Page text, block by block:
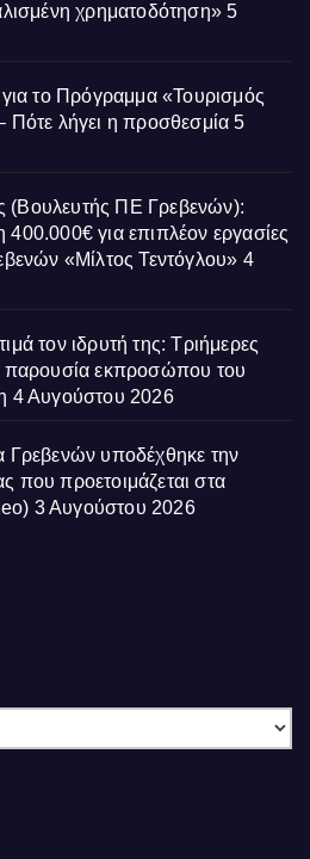
χρηματοδότηση» 5
το Πρόγραμμα «Τουρισμός
λήγει η προσθεσμία 5
(Βουλευτής ΠΕ Γρεβενών):
για επιπλέον εργασίες
«Μίλτος Τεντόγλου» 4
τον ιδρυτή της: Τριήμερες
παρουσία εκπροσώπου του
4 Αυγούστου 2026
Γρεβενών υποδέχθηκε την
που προετοιμάζεται στα
3 Αυγούστου 2026